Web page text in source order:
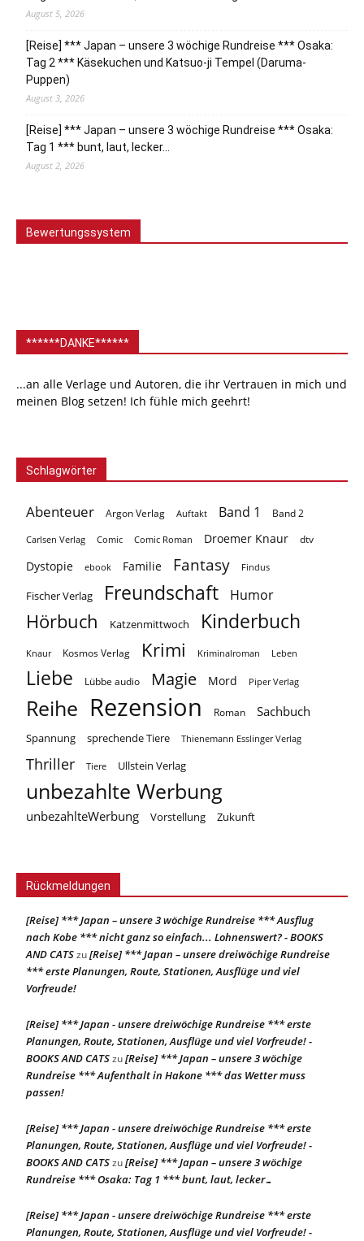
August 5, 2026
[Reise] *** Japan – unsere 3 wöchige Rundreise *** Osaka:
Tag 2 *** Käsekuchen und Katsuo-ji Tempel (Daruma-
Puppen)
August 3, 2026
[Reise] *** Japan – unsere 3 wöchige Rundreise *** Osaka:
Tag 1 *** bunt, laut, lecker…
August 2, 2026
Bewertungssystem
******DANKE******
...an alle Verlage und Autoren, die ihr Vertrauen in mich und
meinen Blog setzen! Ich fühle mich geehrt!
Schlagwörter
Abenteuer Argon Verlag Auftakt Band 1 Band 2
Carlsen Verlag Comic Comic Roman Droemer Knaur dtv
Dystopie ebook Familie Fantasy Findus
Fischer Verlag Freundschaft Humor
Hörbuch Katzenmittwoch Kinderbuch
Knaur Kosmos Verlag Krimi Kriminalroman Leben
Liebe Lübbe audio Magie Mord Piper Verlag
Reihe Rezension Roman Sachbuch
Spannung sprechende Tiere Thienemann Esslinger Verlag
Thriller Tiere Ullstein Verlag
unbezahlte Werbung
unbezahlteWerbung Vorstellung Zukunft
Rückmeldungen
[Reise] *** Japan – unsere 3 wöchige Rundreise *** Ausflug
nach Kobe *** nicht ganz so einfach... Lohnenswert? - BOOKS
AND CATSzu[Reise] *** Japan – unsere dreiwöchige Rundreise
*** erste Planungen, Route, Stationen, Ausflüge und viel
Vorfreude!
[Reise] *** Japan - unsere dreiwöchige Rundreise *** erste
Planungen, Route, Stationen, Ausflüge und viel Vorfreude! -
BOOKS AND CATSzu[Reise] *** Japan – unsere 3 wöchige
Rundreise *** Aufenthalt in Hakone *** das Wetter muss
passen!
[Reise] *** Japan - unsere dreiwöchige Rundreise *** erste
Planungen, Route, Stationen, Ausflüge und viel Vorfreude! -
BOOKS AND CATSzu[Reise] *** Japan – unsere 3 wöchige
Rundreise *** Osaka: Tag 1 *** bunt, laut, lecker…
[Reise] *** Japan - unsere dreiwöchige Rundreise *** erste
Planungen, Route, Stationen, Ausflüge und viel Vorfreude! -